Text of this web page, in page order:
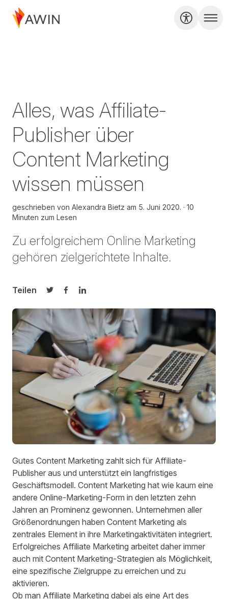
Alles, was Affiliate-
Publisher über
Content Marketing
wissen müssen
geschrieben von Alexandra Bietz am 5. Juni 2020.
10
Minuten zum Lesen
Zu erfolgreichem Online Marketing
gehören zielgerichtete Inhalte.
Teilen
Auf Twitter teilen
Auf Facebook teilen
Auf LinkedIn teilen
Gutes Content Marketing zahlt sich für Affiliate-
Publisher aus und unterstützt ein langfristiges
Geschäftsmodell. Content Marketing hat wie kaum eine
andere Online-Marketing-Form in den letzten zehn
Jahren an Prominenz gewonnen. Unternehmen aller
Größenordnungen haben Content Marketing als
zentrales Element in ihre Marketingaktivitäten integriert.
Erfolgreiches Affiliate Marketing arbeitet daher immer
auch mit Content Marketing-Strategien als Möglichkeit,
eine spezifische Zielgruppe zu erreichen und zu
aktivieren.
Ob man Affiliate Marketing dabei als eine Art des